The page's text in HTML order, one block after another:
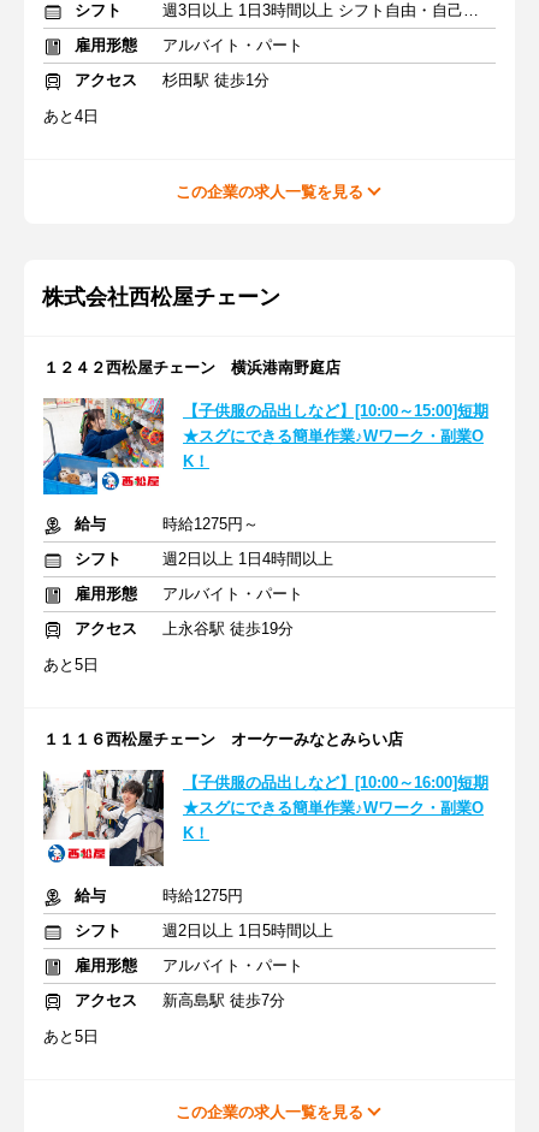
シフト
週3日以上 1日3時間以上 シフト自由・自己申告
雇用形態
アルバイト・パート
アクセス
杉田駅 徒歩1分
あと4日
この企業の求人一覧を見る
株式会社西松屋チェーン
１２４２西松屋チェーン 横浜港南野庭店
【子供服の品出しなど】[10:00～15:00]短期
★スグにできる簡単作業♪Wワーク・副業O
K！
給与
時給1275円～
シフト
週2日以上 1日4時間以上
雇用形態
アルバイト・パート
アクセス
上永谷駅 徒歩19分
あと5日
１１１６西松屋チェーン オーケーみなとみらい店
【子供服の品出しなど】[10:00～16:00]短期
★スグにできる簡単作業♪Wワーク・副業O
K！
給与
時給1275円
シフト
週2日以上 1日5時間以上
雇用形態
アルバイト・パート
アクセス
新高島駅 徒歩7分
あと5日
この企業の求人一覧を見る